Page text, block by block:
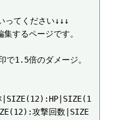
ってください↓↓↓
で1.5倍のダメージ。
攻撃回数|SIZE